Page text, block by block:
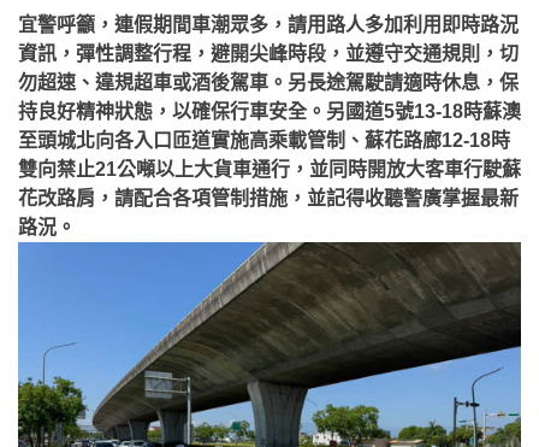
宜警呼籲，連假期間車潮眾多，請用路人多加利用即時路況
資訊，彈性調整行程，避開尖峰時段，並遵守交通規則，切
勿超速、違規超車或酒後駕車。另長途駕駛請適時休息，保
持良好精神狀態，以確保行車安全。另國道5號13-18時蘇澳
至頭城北向各入口匝道實施高乘載管制、蘇花路廊12-18時
雙向禁止21公噸以上大貨車通行，並同時開放大客車行駛蘇
花改路肩，請配合各項管制措施，並記得收聽警廣掌握最新
路況。